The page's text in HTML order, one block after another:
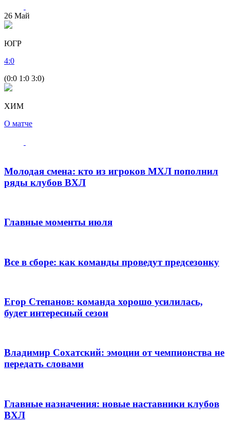
26 Май
ЮГР
4:0
(0:0 1:0 3:0)
ХИМ
О матче
Молодая смена: кто из игроков МХЛ пополнил
ряды клубов ВХЛ
Главные моменты июля
Все в сборе: как команды проведут предсезонку
Егор Степанов: команда хорошо усилилась,
будет интересный сезон
Владимир Сохатский: эмоции от чемпионства не
передать словами
Главные назначения: новые наставники клубов
ВХЛ